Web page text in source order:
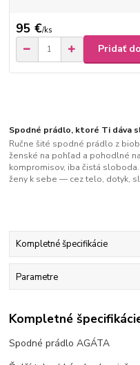
95 €/ks
Pridať
Spodné prádlo, ktoré Ti dáva
Ručne šité spodné prádlo z
ženské na pohľad a pohodlné
kompromisov, iba čistá
ženy k sebe — cez telo, dotyk,
Kompletné špecifikácie
Parametre
Kompletné
Spodné prádlo AGÁTA